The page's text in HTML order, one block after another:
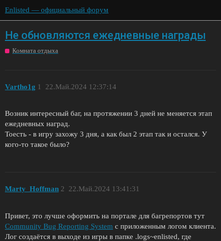
Enlisted — официальный форум
Не обновляются ежедневные награды
Комната отдыха
Vartho1g 22.Май.2024 12:37:14
1
Возник интересный баг, на протяжении 3 дней не меняется этап
ежедневных наград.
Тоесть - в игру захожу 3 дня, а как был 2 этап так и остался. У
кого-то такое было?
Marty_Hoffman 22.Май.2024 13:41:31
2
Привет, это лучше оформить на портале для багрепортов тут
Community Bug Reporting System с приложенным логом клиента.
Лог создаётся в выходе из игры в папке .logs~enlisted, где